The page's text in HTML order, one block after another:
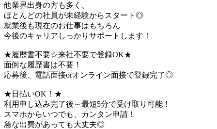
他業界出身の方も多く、
ほとんどの社員が未経験からスタート◎
就業後も現在のお仕事はもちろん
今後のキャリアしっかりサポートします！
★履歴書不要☆来社不要で登録OK★
面倒な履歴書は不要！
応募後、電話面接orオンライン面接で登録完了◎
★日払いOK！★
利用申し込み完了後～最短5分で受け取り可能！
スマホからいつでも、カンタン申請！
急な出費があっても大丈夫◎